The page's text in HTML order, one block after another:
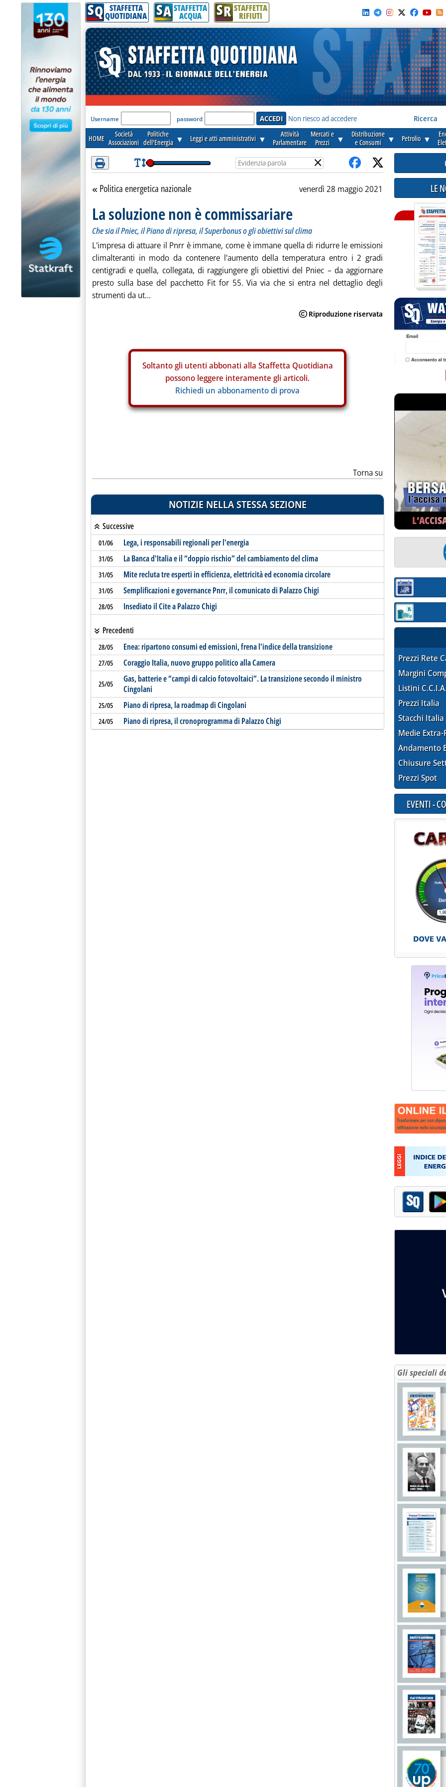
Attenzione! Esegui l'accesso per lèggere interamente la notizia.
SQ STAFFETTA
QUOTIDIANA SA STAFFETTA
ACQUA SR STAFFETTA
RIFIUTI
'Modulo Login per accedere'
Username password Non riesco ad accedere Ricerca
HOME
Società
Associazioni
Politiche
dell'Energia ▼ Leggi e atti amministrativi ▼
Attività
Parlamentare
Mercati e
Prezzi
▼
Distribuzione
e Consumi
▼ Petrolio ▼
×
Torna alla sezione
Politica energetica nazionale venerdì 28 maggio 2021
La soluzione non è commissariare
Che sia il Pniec, il Piano di ripresa, il Superbonus o gli obiettivi sul clima
L'impresa di attuare il Pnrr è immane, come è immane quella di ridurre le emissioni
climalteranti in modo da contenere l'aumento della temperatura entro i 2 gradi
centigradi e quella, collegata, di raggiungere gli obiettivi del Pniec – da aggiornare
presto sulla base del pacchetto Fit for 55. Via via che si entra nel dettaglio degli
strumenti da ut...
Soltanto gli utenti abbonati alla Staffetta Quotidiana
possono leggere interamente gli articoli.
Richiedi un abbonamento di prova
Torna su
NOTIZIE NELLA STESSA SEZIONE
Successive
01/06 Lega, i responsabili regionali per l'energia
31/05 La Banca d'Italia e il “doppio rischio” del cambiamento del clima
31/05 Mite recluta tre esperti in efficienza, elettricità ed economia circolare
31/05 Semplificazioni e governance Pnrr, il comunicato di Palazzo Chigi
28/05 Insediato il Cite a Palazzo Chigi
Precedenti
28/05 Enea: ripartono consumi ed emissioni, frena l'indice della transizione
27/05 Coraggio Italia, nuovo gruppo politico alla Camera
25/05
Gas, batterie e “campi di calcio fotovoltaici”. La transizione secondo il ministro
Cingolani
25/05 Piano di ripresa, la roadmap di Cingolani
24/05 Piano di ripresa, il cronoprogramma di Palazzo Chigi
LE
Sezione:
Sezione:
Prezzi Rete
Margini
Listini
Prezzi Italia
Stacchi Italia
Medie Extra-
Andamento
Chiusure
Prezzi Spot
EVENTI -
Gli speciali